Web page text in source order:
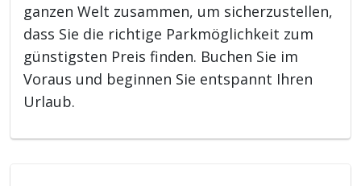
ganzen Welt zusammen, um sicherzustellen,
dass Sie die richtige Parkmöglichkeit zum
günstigsten Preis finden. Buchen Sie im
Voraus und beginnen Sie entspannt Ihren
Urlaub.